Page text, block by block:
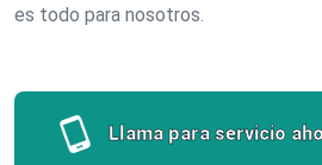
es todo para nosotros.
Llama para servicio